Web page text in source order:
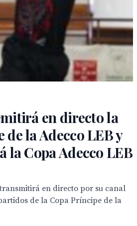
en directo la
de la Adecco LEB y
la Copa Adecco LEB
en directo por su canal
de la Copa Príncipe de la